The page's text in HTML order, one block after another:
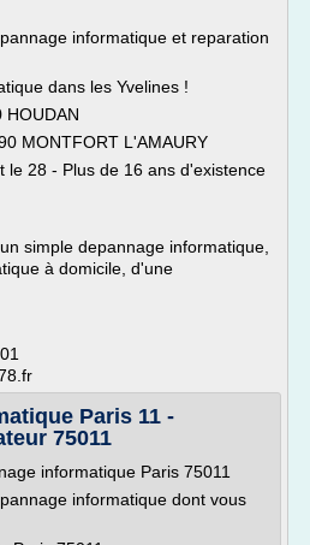
informatique et reparation
dans les Yvelines !
HOUDAN
MONTFORT L'AMAURY
le 28 - Plus de 16 ans d'existence
simple depannage informatique,
à domicile, d'une
Paris 11 -
75011
informatique Paris 75011
informatique dont vous